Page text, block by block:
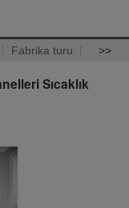
Fabrika turu >>
Sıcaklık